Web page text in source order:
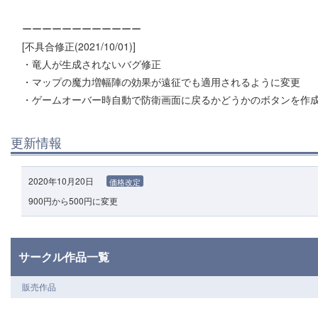
ーーーーーーーーーーーー
[不具合修正(2021/10/01)]
・竜人が生成されないバグ修正
・マップの魔力増幅陣の効果が遠征でも適用されるように変更
・ゲームオーバー時自動で防衛画面に戻るかどうかのボタンを作
更新情報
2020年10月20日 価格改定
900円から500円に変更
サークル作品一覧
販売作品